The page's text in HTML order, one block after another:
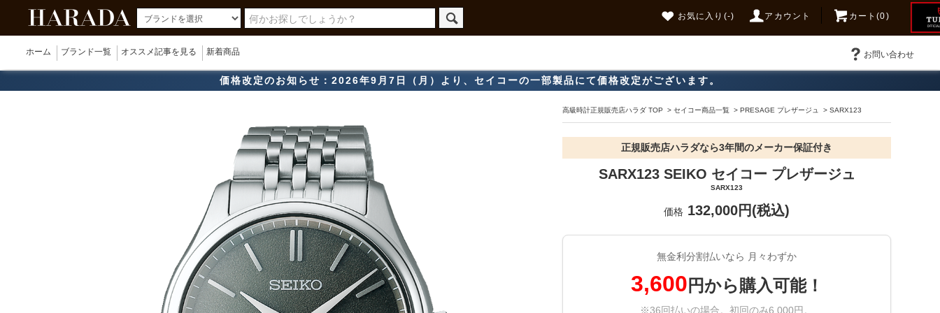
お気に入り (-) アカウント カート(0)
ホーム ブランド一覧 オススメ記事を見る 新着商品 お問い合わせ
価格改定のお知らせ：2026年9月7日（月）より、セイコーの一部製品にて価格改定がございます。
高級時計正規販売店ハラダ TOP >セイコー商品一覧 >PRESAGE プレザージュ >SARX123
正規販売店ハラダなら3年間のメーカー保証付き
SARX123 SEIKO セイコー プレザージュ
SARX123
価格 132,000円(税込)
無金利分割払いなら 月々わずか
3,600 円から購入可能！
※36回払いの場合。初回のみ6,000円。